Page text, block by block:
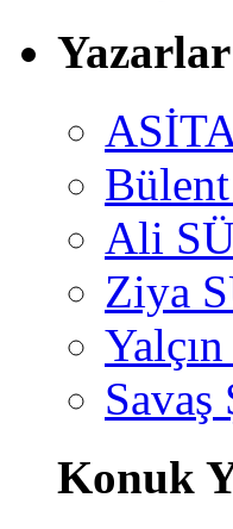
Yazarlar
Ali
Ziya
Konuk